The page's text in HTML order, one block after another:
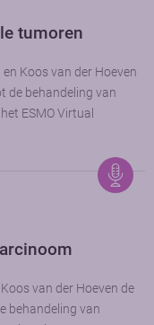
tumoren
Koos van der Hoeven
de behandeling van
ESMO Virtual
van der Hoeven de
behandeling van